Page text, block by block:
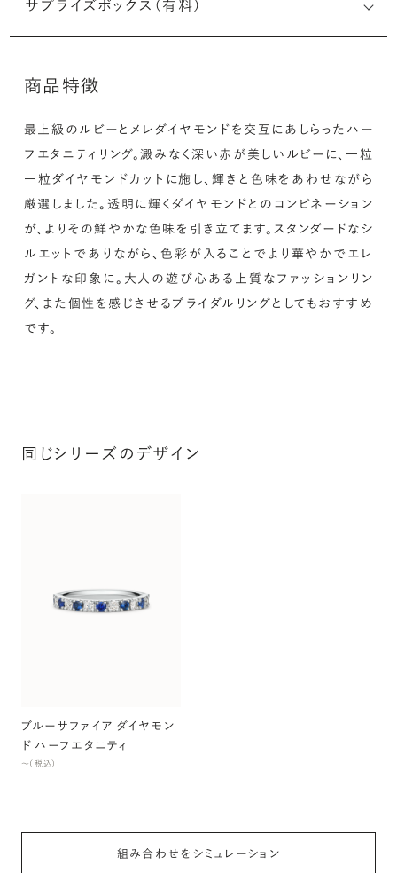
※最大・最小サイズを超えたお直しが難し
わせください
アフターサービス詳細
ルなメッセージを無料で刻印することができます。注文前だ
けでなく購入後の刻印も、リングに初めて施す初回の刻印
が異なる場合があります。詳細は「商品仕様」欄をご確認く
詳しく見る
シークレットストーン：指輪の内側に留める宝石のこ
と
指輪の内側に、誕生石やピンクダイヤモンドなど、お好みの
宝石を選んでセッティングすることができます。ショッピング
カート画面で、お好みの宝石をお選びください (有料)。
サプライズボックス（有料）
商品特徴
最上級のルビーとメレダイヤモンドを交互にあしらったハー
フエタニティリング。澱みなく深い赤が美しいルビーに、一粒
一粒ダイヤモンドカットに施し、輝きと色味をあわせながら
厳選しました。透明に輝くダイヤモンドとのコンビネーション
が、よりその鮮やかな色味を引き立てます。スタンダードなシ
ルエットでありながら、色彩が入ることでより華やかでエレ
ガントな印象に。大人の遊び心ある上質なファッションリン
グ、また個性を感じさせるブライダルリングとしてもおすすめ
です。
同じシリーズのデザイン
ブルーサファイア ダイヤモン
ド ハーフエタニティ
〜（税込）
組み合わせをシミュレーション